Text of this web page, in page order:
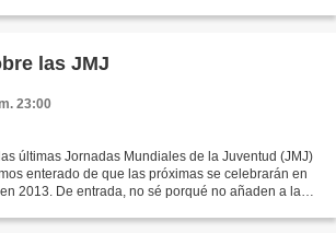
las JMJ
23:00
últimas Jornadas Mundiales de la Juventud (JMJ)
enterado de que las próximas se celebrarán en
2013. De entrada, no sé porqué no añaden a las